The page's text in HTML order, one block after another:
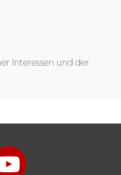
Interessen und der